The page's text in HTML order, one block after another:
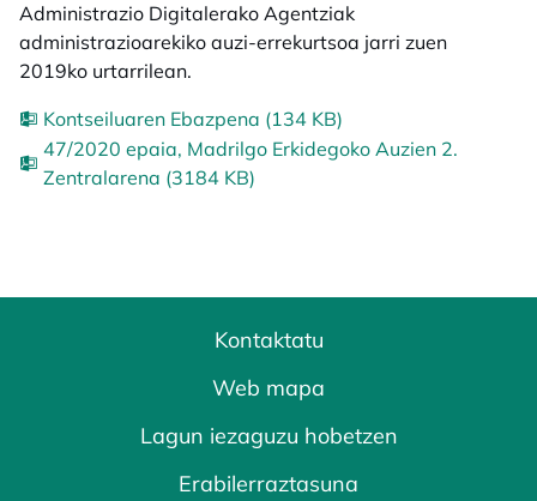
Administrazio Digitalerako Agentziak
administrazioarekiko auzi-errekurtsoa jarri zuen
2019ko urtarrilean.
Kontseiluaren Ebazpena (134 KB)
47/2020 epaia, Madrilgo Erkidegoko Auzien 2.
Zentralarena (3184 KB)
Kontaktatu
Web mapa
Lagun iezaguzu hobetzen
Erabilerraztasuna